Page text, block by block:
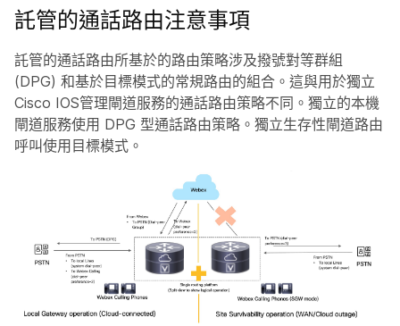
託管的通話路由注意事項
託管的通話路由所基於的路由策略涉及撥號對等群組
(DPG) 和基於目標模式的常規路由的組合。這與用於獨立
Cisco IOS管理閘道服務的通話路由策略不同。獨立的本機
閘道服務使用 DPG 型通話路由策略。獨立生存性閘道路由
呼叫使用目標模式。